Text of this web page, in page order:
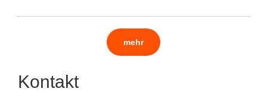
mehr
Kontakt